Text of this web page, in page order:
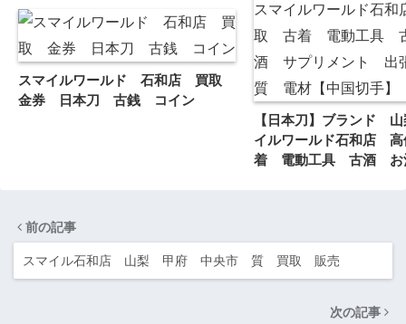
スマイルワールド 石和店 買取
金券 日本刀 古銭 コイン
【日本刀】ブランド
イルワールド石和店
着 電動工具 古酒 お
前の記事
スマイル石和店 山梨 甲府 中央市 質 買取 販売
次の記事